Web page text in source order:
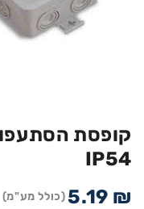
IP54
5.19 ₪ (כולל מע"מ)